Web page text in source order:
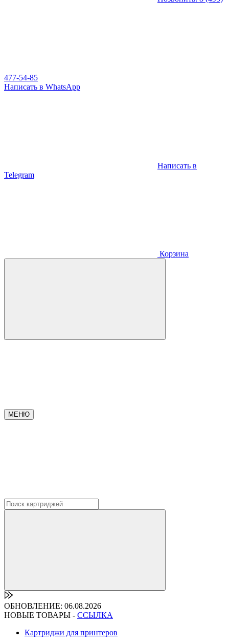
477-54-85
Написать в WhatsApp
Написать в
Telegram
Корзина
МЕНЮ
ОБНОВЛЕНИЕ: 06.08.2026
НОВЫЕ ТОВАРЫ - ССЫЛКА
Картриджи для принтеров